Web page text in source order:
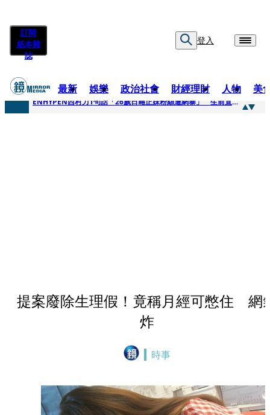
訂閱
紙本雜
誌
登入
最新 娛樂 政治社會 財經理財 人物 美
快訊
ENHYPEN西村力1句話「26歲日籍正妹粉絲遭網暴」 生前直播震撼畫面全網瘋傳！警方證實死訊
提案廢除生理假！竟稱月經可憋住 網
炸
時事